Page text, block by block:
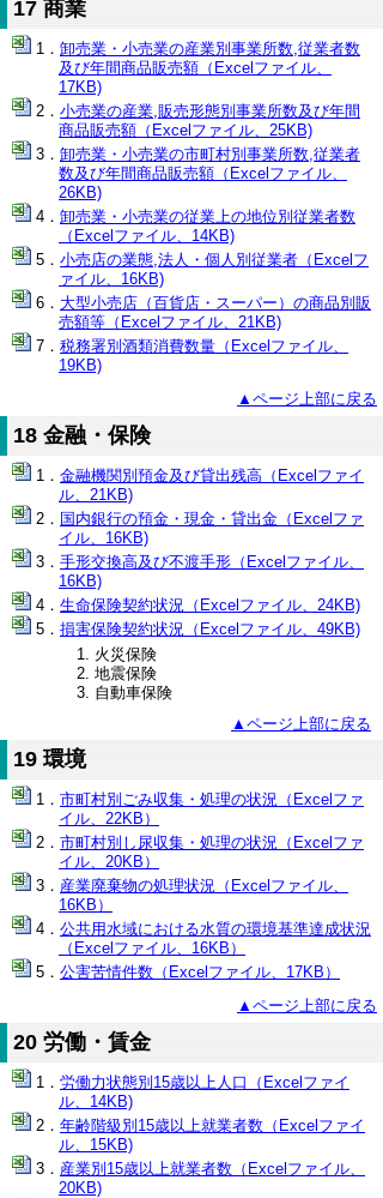
17 商業
卸売業・小売業の産業別事業所数,従業者数
及び年間商品販売額（Excelファイル、
17KB)
小売業の産業,販売形態別事業所数及び年間
商品販売額（Excelファイル、25KB)
卸売業・小売業の市町村別事業所数,従業者
数及び年間商品販売額（Excelファイル、
26KB)
卸売業・小売業の従業上の地位別従業者数
（Excelファイル、14KB)
小売店の業態,法人・個人別従業者（Excelフ
ァイル、16KB)
大型小売店（百貨店・スーパー）の商品別販
売額等（Excelファイル、21KB)
税務署別酒類消費数量（Excelファイル、
19KB)
▲ページ上部に戻る
18 金融・保険
金融機関別預金及び貸出残高（Excelファイ
ル、21KB)
国内銀行の預金・現金・貸出金（Excelファ
イル、16KB)
手形交換高及び不渡手形（Excelファイル、
16KB)
生命保険契約状況（Excelファイル、24KB)
損害保険契約状況（Excelファイル、49KB)
火災保険
地震保険
自動車保険
▲ページ上部に戻る
19 環境
市町村別ごみ収集・処理の状況（Excelファ
イル、22KB）
市町村別し尿収集・処理の状況（Excelファ
イル、20KB）
産業廃棄物の処理状況（Excelファイル、
16KB）
公共用水域における水質の環境基準達成状況
（Excelファイル、16KB）
公害苦情件数（Excelファイル、17KB）
▲ページ上部に戻る
20 労働・賃金
労働力状態別15歳以上人口（Excelファイ
ル、14KB)
年齢階級別15歳以上就業者数（Excelファイ
ル、15KB)
産業別15歳以上就業者数（Excelファイル、
20KB)